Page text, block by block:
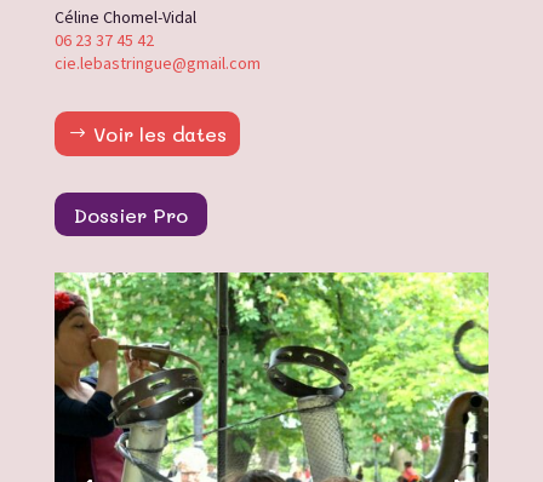
Céline Chomel-Vidal
06 23 37 45 42
cie.lebastringue@gmail.com
Voir les dates
Dossier Pro